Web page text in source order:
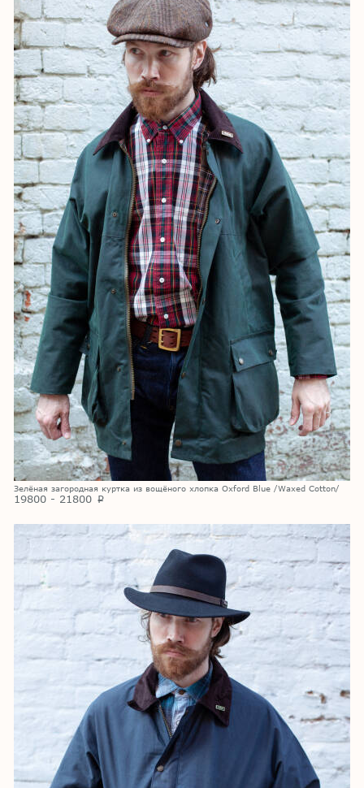
Зелёная загородная куртка из вощёного хлопка Oxford Blue /Waxed Cotton/
19800 - 21800 p